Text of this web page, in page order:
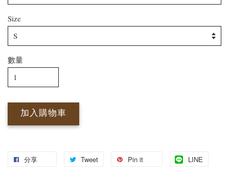
Size
數量
加入購物車
分享 Tweet Pin it LINE